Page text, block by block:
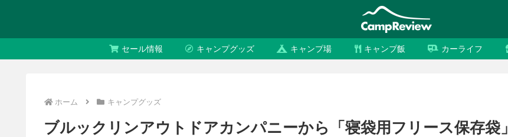
セール情報 キャンプグッズ キャンプ場 キャンプ飯 カーライフ
ホーム キャンプグッズ
ブルックリンアウトドアカンパニーから「寝袋用フリース保存袋」